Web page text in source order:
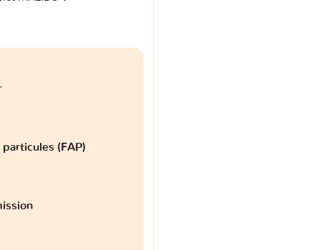
particules (FAP)